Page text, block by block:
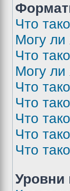
Что
Могу ли
Что
Могу ли
Что
Что
Что
Что
Что
Уровни